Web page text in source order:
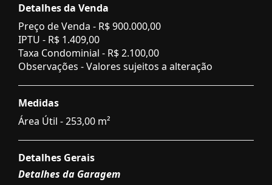
Detalhes da Venda
Preço de Venda - R$ 900.000,00
IPTU - R$ 1.409,00
Taxa Condominial - R$ 2.100,00
Observações - Valores sujeitos a alteração
Medidas
Área Útil - 253,00 m²
Detalhes Gerais
Detalhes da Garagem